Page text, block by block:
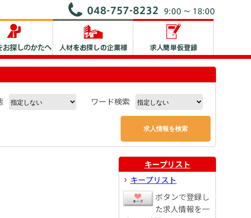
ワード検索
キープリスト
キープリスト
ボタンで登録し
た求人情報を一